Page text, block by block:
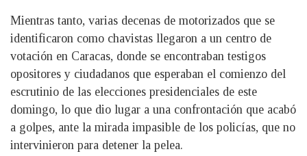
Mientras tanto, varias decenas de motorizados que se
identificaron como chavistas llegaron a un centro de
votación en Caracas, donde se encontraban testigos
opositores y ciudadanos que esperaban el comienzo del
escrutinio de las elecciones presidenciales de este
domingo, lo que dio lugar a una confrontación que acabó
a golpes, ante la mirada impasible de los policías, que no
intervinieron para detener la pelea.